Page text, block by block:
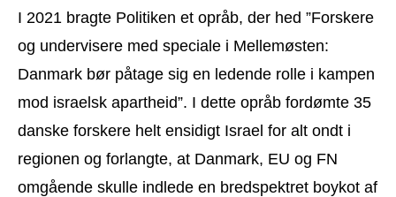
I 2021 bragte Politiken et opråb, der hed ”Forskere
og undervisere med speciale i Mellemøsten:
Danmark bør påtage sig en ledende rolle i kampen
mod israelsk apartheid”. I dette opråb fordømte 35
danske forskere helt ensidigt Israel for alt ondt i
regionen og forlangte, at Danmark, EU og FN
omgående skulle indlede en bredspektret boykot af